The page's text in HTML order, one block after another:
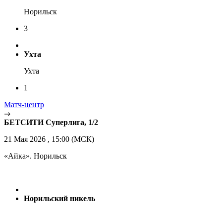
Норильск
3
Ухта
Ухта
1
Матч-центр
БЕТСИТИ Суперлига, 1/2
21 Мая 2026 , 15:00 (МСК)
«Айка». Норильск
Норильский никель